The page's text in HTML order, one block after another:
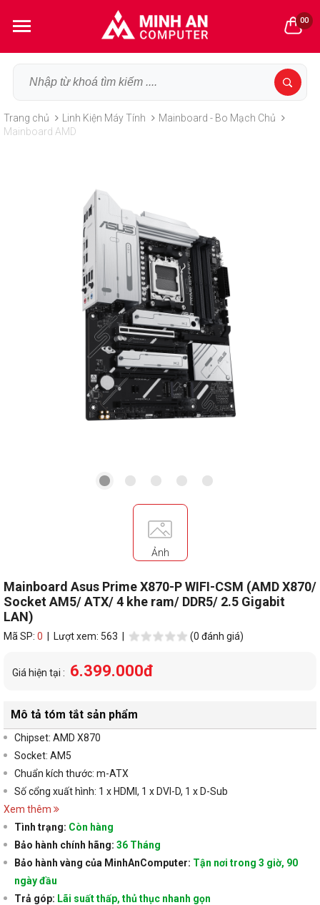
00
Trang chủ Linh Kiện Máy Tính
Mainboard - Bo Mạch Chủ
Mainboard AMD
Ảnh
Mainboard Asus Prime X870-P WIFI-CSM (AMD X870/
Socket AM5/ ATX/ 4 khe ram/ DDR5/ 2.5 Gigabit
LAN)
Mã SP: 0 | Lượt xem: 563 | (0 đánh giá)
Giá hiện tại : 6.399.000đ
Mô tả tóm tắt sản phẩm
Chipset: AMD X870
Socket: AM5
Chuẩn kích thước: m-ATX
Số cổng xuất hình: 1 x HDMI, 1 x DVI-D, 1 x D-Sub
Xem thêm
Tình trạng: Còn hàng
Bảo hành chính hãng: 36 Tháng
Bảo hành vàng của MinhAnComputer: Tận nơi trong 3 giờ, 90
ngày đầu
Trả góp: Lãi suất thấp, thủ thục nhanh gọn